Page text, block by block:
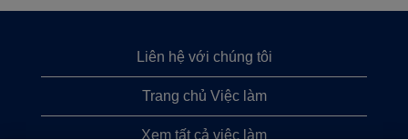
Liên hệ với chúng tôi
Trang chủ Việc làm
Xem tất cả việc làm